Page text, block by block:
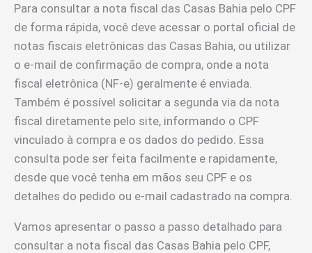
Para consultar a nota fiscal das Casas Bahia pelo CPF
de forma rápida, você deve acessar o portal oficial de
notas fiscais eletrônicas das Casas Bahia, ou utilizar
o e-mail de confirmação de compra, onde a nota
fiscal eletrônica (NF-e) geralmente é enviada.
Também é possível solicitar a segunda via da nota
fiscal diretamente pelo site, informando o CPF
vinculado à compra e os dados do pedido. Essa
consulta pode ser feita facilmente e rapidamente,
desde que você tenha em mãos seu CPF e os
detalhes do pedido ou e-mail cadastrado na compra.
Vamos apresentar o passo a passo detalhado para
consultar a nota fiscal das Casas Bahia pelo CPF,